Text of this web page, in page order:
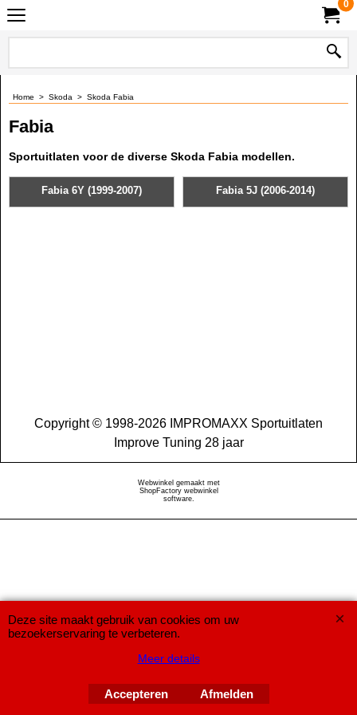
0
Home > Skoda > Skoda Fabia
Fabia
Sportuitlaten voor de diverse Skoda Fabia modellen.
Fabia 6Y (1999-2007) Fabia 5J (2006-2014)
Copyright © 1998-2026 IMPROMAXX Sportuitlaten
Improve Tuning 28 jaar
Webwinkel gemaakt met
ShopFactory webwinkel
software.
Deze site maakt gebruik van cookies om uw
bezoekerservaring te verbeteren.
Meer details
Accepteren Afmelden